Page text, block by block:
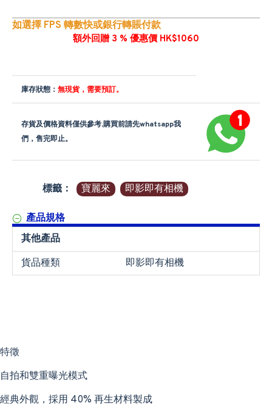
如選擇 FPS 轉數快或銀行轉賬付款
額外回贈 3 % 優惠價 HK$1060
庫存狀態： 無現貨，需要預訂。
存貨及價格資料僅供參考,購買前請先whatsapp我
們，售完即止。
標籤： 寶麗來 即影即有相機
產品規格
其他產品
貨品種類
即影即有相機
特徵
自拍和雙重曝光模式
經典外觀，採用 40% 再生材料製成